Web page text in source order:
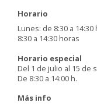
Horario
Lunes: de 8:30 a
8:30 a 14:30 horas
Horario especial
Del 1 de julio al 15 de
De 8:30 a 14:00 h.
Más info